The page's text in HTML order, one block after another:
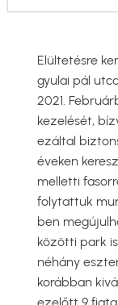
Elültetésre
gyulai pál
2021.
kezelését,
ezáltal
éveken
melletti
folytattuk
ben
közötti park
néhány
korábban